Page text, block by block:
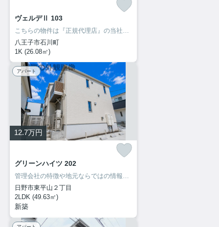
ヴェルデⅡ 103
こちらの物件は『正規代理店』の当社へお問い合わせください！ご来店・お問い合わせをお待ちしてます♪♪
八王子市石川町
1K (26.08㎡)
アパート
12.7万円
グリーンハイツ 202
管理会社の特徴や地元ならではの情報も当社ならお伝え出来ます！
日野市東平山２丁目
2LDK (49.63㎡)
新築